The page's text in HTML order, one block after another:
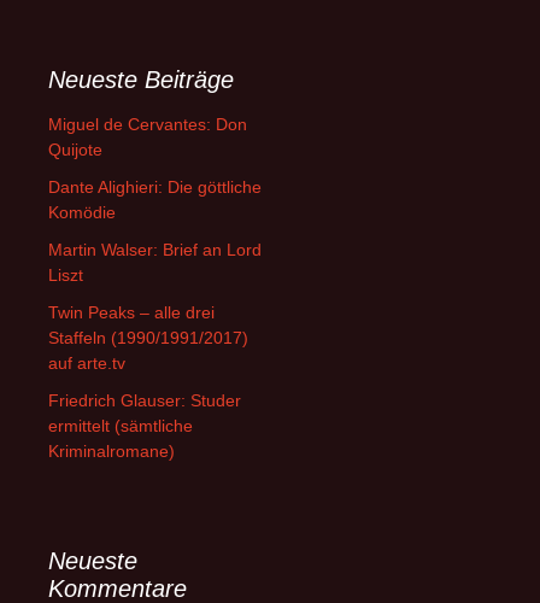
Neueste Beiträge
Miguel de Cervantes: Don
Quijote
Dante Alighieri: Die göttliche
Komödie
Martin Walser: Brief an Lord
Liszt
Twin Peaks – alle drei
Staffeln (1990/1991/2017)
auf arte.tv
Friedrich Glauser: Studer
ermittelt (sämtliche
Kriminalromane)
Neueste
Kommentare